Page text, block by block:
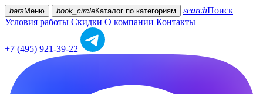
bars Меню book_circleКаталог по категориям searchПоиск
Условия работы Скидки О компании Контакты
+7 (495) 921-39-22